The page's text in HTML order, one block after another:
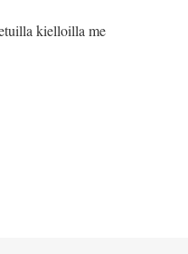
kielloilla me